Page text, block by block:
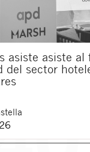
asiste asiste al
del sector